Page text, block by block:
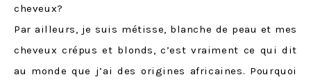
cheveux?
Par ailleurs, je suis métisse, blanche de peau et mes
cheveux crépus et blonds, c’est vraiment ce qui dit
au monde que j’ai des origines africaines. Pourquoi